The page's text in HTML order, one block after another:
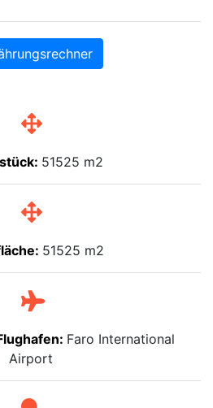
51525 m2
51525 m2
Faro International
Airport